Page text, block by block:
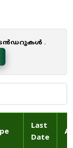
.
Last
Date